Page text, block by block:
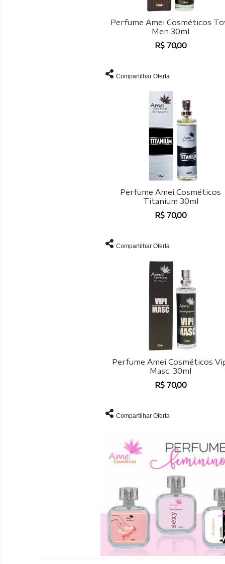
Perfume Amei Cosméticos
Men 30ml
R$ 70,00
Compartilhar Oferta
Perfume Amei Cosméticos
Titanium 30ml
R$ 70,00
Compartilhar Oferta
Perfume Amei Cosméticos
Masc. 30ml
R$ 70,00
Compartilhar Oferta